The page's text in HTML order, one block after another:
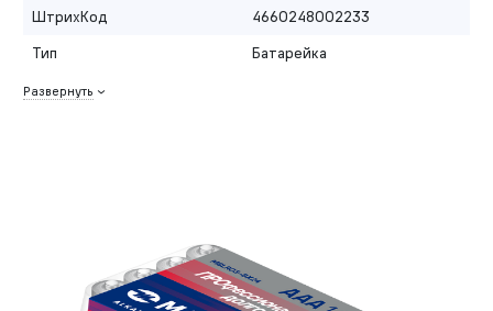
ШтрихКод
4660248002233
Тип
Батарейка
Развернуть